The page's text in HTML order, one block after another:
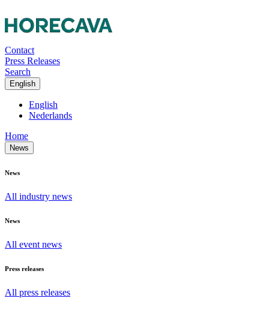
Contact
Press Releases
Search
English
English
Nederlands
Home
News
News
All industry news
News
All event news
Press releases
All press releases